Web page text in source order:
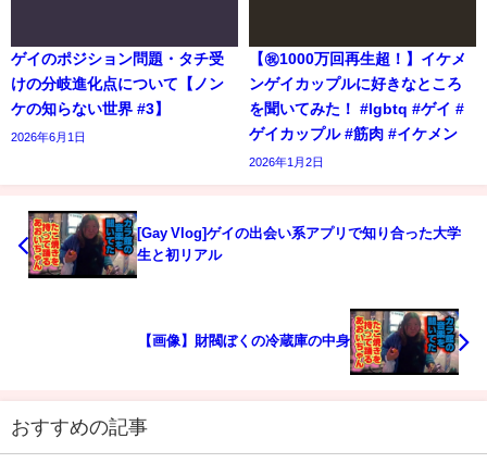
ゲイのポジション問題・タチ受
けの分岐進化点について【ノン
ケの知らない世界 #3】
2026年6月1日
【㊗️1000万回再生超！】イケメ
ンゲイカップルに好きなところ
を聞いてみた！ #lgbtq #ゲイ #
ゲイカップル #筋肉 #イケメン
2026年1月2日
[Gay Vlog]ゲイの出会い系アプリで知り合った大学
生と初リアル
【画像】財閥ぼくの冷蔵庫の中身
おすすめの記事